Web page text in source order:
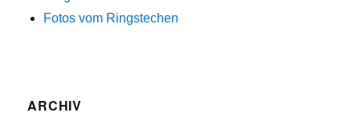
Fotos vom Ringstechen
ARCHIV